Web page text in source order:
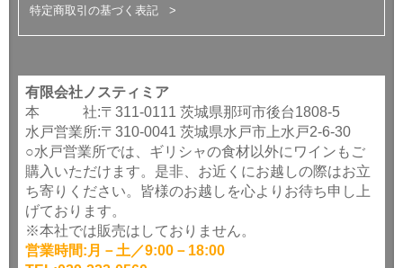
特定商取引の基づく表記
有限会社ノスティミア
本 社:〒311-0111 茨城県那珂市後台1808-5
水戸営業所:〒310-0041 茨城県水戸市上水戸2-6-30
○水戸営業所では、ギリシャの食材以外にワインもご
購入いただけます。是非、お近くにお越しの際はお立
ち寄りください。皆様のお越しを心よりお待ち申し上
げております。
※本社では販売はしておりません。
営業時間:月－土／9:00－18:00